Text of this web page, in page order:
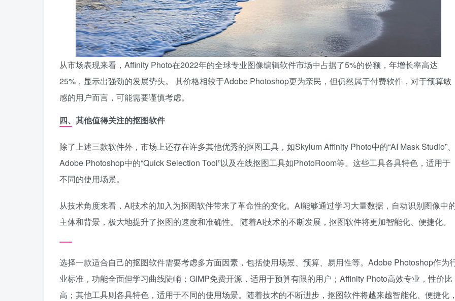
从市场表现来看，Affinity Photo在2022年的全球专业图像编辑软件市场中占据了5%的份额，年增长率高达
25%，显示出强劲的发展势头。 其价格相较于Adobe Photoshop更为亲民，但仍然属于付费软件，对于预算敏
感的用户而言，可能需要谨慎考虑。
四、其他值得关注的抠图软件
除了上述三款软件外，市场上还存在许多其他优秀的抠图工具，如Skylum Affinity Photo中的“AI Mask Studio”、
Adobe Photoshop中的“Quick Selection Tool”以及在线抠图工具如PhotoRoom等。这些工具各具特色，适用于
不同的使用场景。
从技术角度来看，AI技术的加入为抠图软件带来了革命性的变化。AI能够通过学习大量数据，自动识别图像中
主体和背景，极大地提升了抠图的速度和准确性。 随着AI技术的不断发展，抠图软件将更加智能化、便捷化。
选择一款适合自己的抠图软件需要考虑多方面因素，包括使用场景、预算、易用性等。Adobe Photoshop作为
业标准，功能全面但学习曲线陡峭；GIMP免费开源，适用于预算有限的用户；Affinity Photo高效专业，性价比
高；其他工具则各具特色，适用于不同的使用场景。随着技术的不断进步，抠图软件将越来越智能化、便捷化